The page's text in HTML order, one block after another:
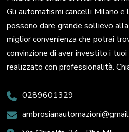
Gli automatismi cancelli Milano e
possono dare grande sollievo
miglior convenienza che potrai
convinzione di aver investito i
realizzato con professionalità.
0289601329